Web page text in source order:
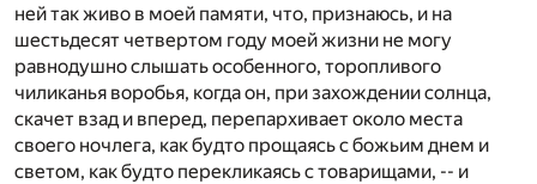
ней так живо в моей памяти, что, признаюсь, и на
шестьдесят четвертом году моей жизни не могу
равнодушно слышать особенного, торопливого
чиликанья воробья, когда он, при захождении солнца,
скачет взад и вперед, перепархивает около места
своего ночлега, как будто прощаясь с божьим днем и
светом, как будто перекликаясь с товарищами, -- и